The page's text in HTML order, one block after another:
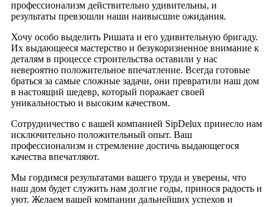
профессионализм действительно удивительны, и
результаты превзошли наши наивысшие ожидания.
Хочу особо выделить Ришата и его удивительную бригаду.
Их выдающееся мастерство и безукоризненное внимание к
деталям в процессе строительства оставили у нас
невероятно положительное впечатление. Всегда готовые
браться за самые сложные задачи, они превратили наш дом
в настоящий шедевр, который поражает своей
уникальностью и высоким качеством.
Сотрудничество с вашей компанией SipDelux принесло нам
исключительно положительный опыт. Ваш
профессионализм и стремление достичь выдающегося
качества впечатляют.
Мы гордимся результатами вашего труда и уверены, что
наш дом будет служить нам долгие годы, принося радость и
уют. Желаем вашей компании дальнейших успехов и